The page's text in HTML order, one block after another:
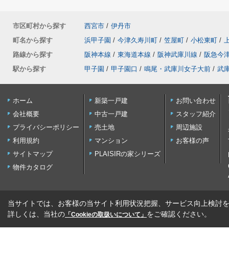
市区町村から探す 西宮市 / 伊丹市
町名から探す
浜甲子園 / 今津久寿川町 / 笠屋町 / 小松東町 /
路線から探す
阪神本線 / 東海道本線 / 阪神武庫川線 / 阪急今
駅から探す
甲子園 / 甲子園口 / 鳴尾・武庫川女子大前 / 武
ホーム
会社概要
プライバシーポリシー
利用規約
サイトマップ
物件カタログ
新築一戸建
中古一戸建
売土地
マンション
PLAISIRの家シリーズ
お問い合わせ
スタッフ紹介
周辺施設
お客様の声
当サイトでは、お客様の当サイト利用状況把握、サービス向上検討
詳しくは、当社の 「Cookieの取扱いについて」 をご確認ください。